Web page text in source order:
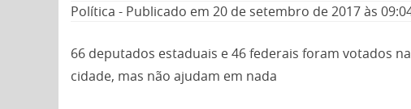
Política - Publicado em 20 de setembro de 2017às
66 deputados estaduais e 46 federais foram votados na
cidade, mas não ajudam em nada